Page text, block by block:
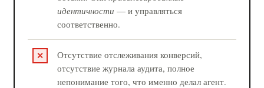
идентичности — и управляться
соответственно.
Отсутствие отслеживания конверсий,
отсутствие журнала аудита, полное
непонимание того, что именно делал агент.